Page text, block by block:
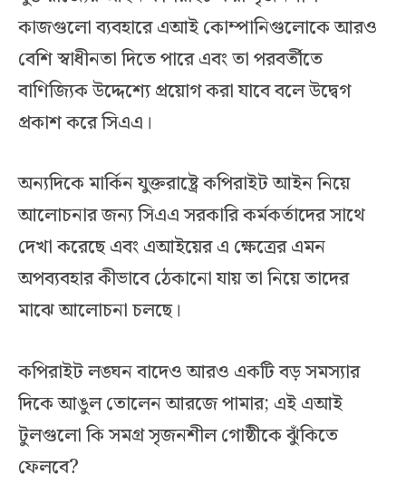
কাজগুলো ব্যবহারে এআই কোম্পানিগুলোকে আরও
বেশি স্বাধীনতা দিতে পারে এবং তা পরবর্তীতে
বাণিজ্যিক উদ্দেশ্যে প্রয়োগ করা যাবে বলে উদ্বেগ
প্রকাশ করে সিএএ।
অন্যদিকে মার্কিন যুক্তরাষ্ট্রে কপিরাইট আইন নিয়ে
আলোচনার জন্য সিএএ সরকারি কর্মকর্তাদের সাথে
দেখা করেছে এবং এআইয়ের এ ক্ষেত্রের এমন
অপব্যবহার কীভাবে ঠেকানো যায় তা নিয়ে তাদের
মাঝে আলোচনা চলছে।
কপিরাইট লঙ্ঘন বাদেও আরও একটি বড় সমস্যার
দিকে আঙুল তোলেন আরজে পামার; এই এআই
টুলগুলো কি সমগ্র সৃজনশীল গোষ্ঠীকে ঝুঁকিতে
ফেলবে?